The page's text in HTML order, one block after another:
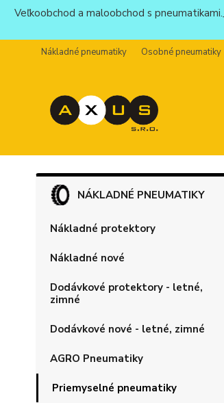
Veľkoobchod a maloobchod s
Nákladné pneumatiky Osobné pneumatiky
NÁKLADNÉ PNEUMATIKY
Nákladné protektory
Nákladné nové
Dodávkové protektory - letné,
zimné
Dodávkové nové - letné, zimné
AGRO Pneumatiky
Priemyselné pneumatiky